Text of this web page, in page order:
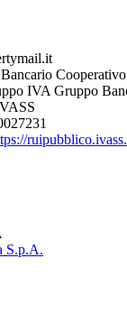
IVA Gruppo
S.p.A.